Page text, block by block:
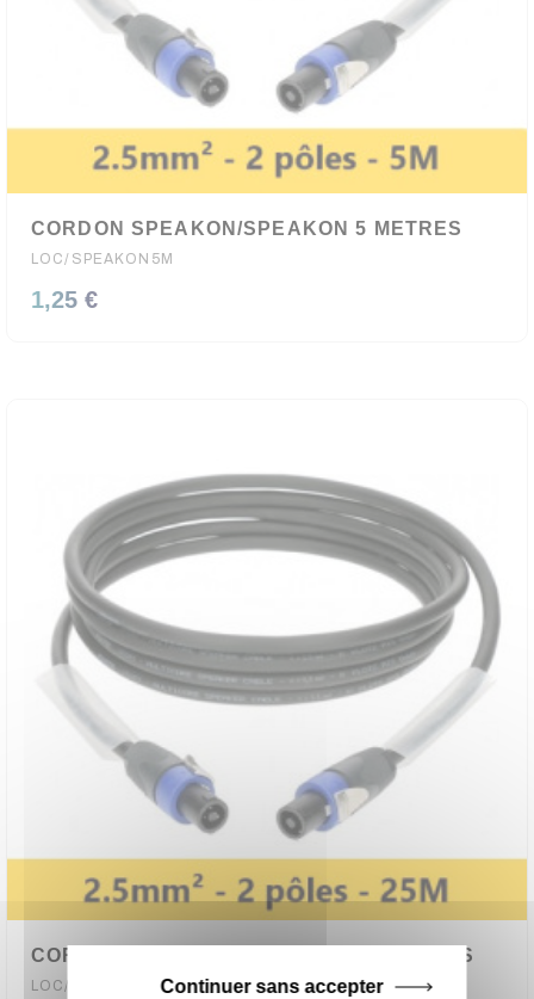
CORDON SPEAKON/SPEAKON 5 METRES
LOC/SPEAKON5M
1,25 €
CORDON SPEAKON/SPEAKON 25 METRES
LOC/SPEAKON25MContinuer sans accepter